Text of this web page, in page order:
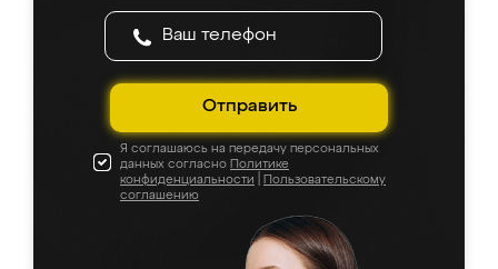
Отправить
Я соглашаюсь на передачу персональных
данных согласно Политике
конфиденциальности
Пользовательскому
соглашению